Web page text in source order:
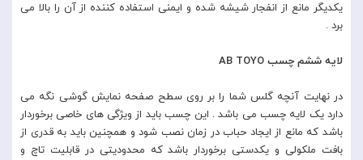
یکدیگر مانع از انفجار شیشه شده و ایمنی استفاده کننده از آن را بالا می
برد .
لایه ششم چسب AB TOYO
در نهایت آنچه گلس شما را بر روی سطح صفحه نمایش گوشی نگه می
دارد یک لایه چسب می باشد . این چسب باید از ویژگی های خاصی برخوردار
باشد که مانع از ایجاد حباب در زمان نصب شود و همچنین باید به قدری از
بافت ملکولی و یکدستی برخوردار باشد که محدودیتی در قابلیت تاچ و